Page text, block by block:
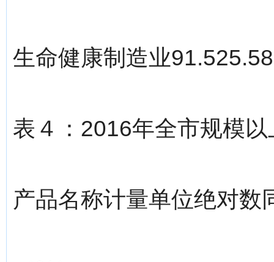
生命健康制造业
表４：2016年全市规模
产品名称计量单位绝对数